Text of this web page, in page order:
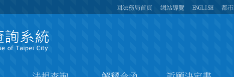
回法務局首頁 網站導覽 ENGLISH 都